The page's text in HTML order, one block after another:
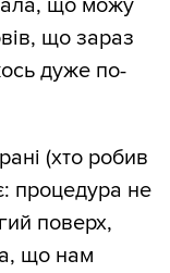
що можу
що зараз
дуже по-
(хто робив
процедура не
поверх,
що нам